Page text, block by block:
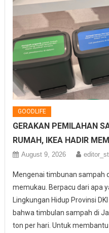
GOODLIFE
GERAKAN PEMILAHAN
RUMAH, IKEA HADIR
August 9, 2026
Mengenai timbunan sampah
memukau. Berpacu dari apa
Lingkungan Hidup Provinsi
bahwa timbulan sampah di
ton per hari. Untuk